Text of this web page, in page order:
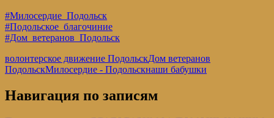
#Милосердие_Подольск
#Подольское_благочиние
#Дом_ветеранов_Подольск
волонтерское движение ПодольскДом ветеранов
ПодольскМилосердие - Подольскнаши бабушки
Навигация по записям